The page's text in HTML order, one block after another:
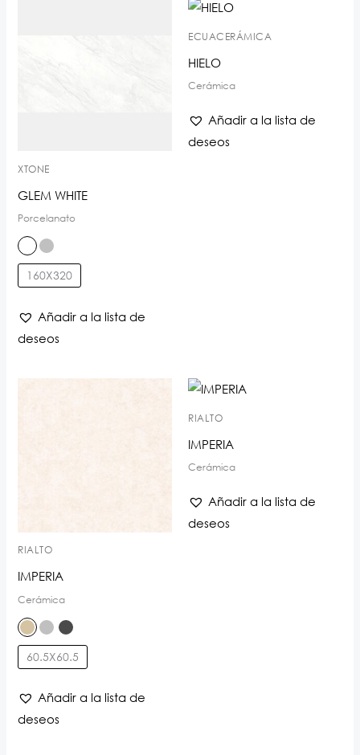
XTONE
GLEM WHITE
Porcelanato
160X320
Añadir a la lista de
deseos
ECUACERÁMICA
HIELO
Cerámica
Añadir a la lista de
deseos
RIALTO
IMPERIA
Cerámica
60.5X60.5
Añadir a la lista de
deseos
RIALTO
IMPERIA
Cerámica
Añadir a la lista de
deseos